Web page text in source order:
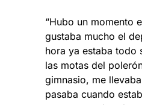
“Hubo un momento
gustaba mucho el
hora ya estaba todo
las motas del
gimnasio, me
pasaba cuando